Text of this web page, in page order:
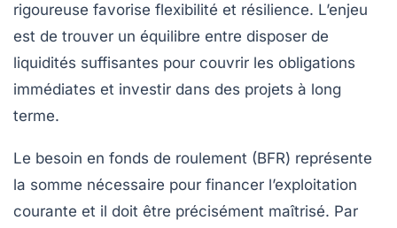
rigoureuse favorise flexibilité et résilience. L’enjeu
est de trouver un équilibre entre disposer de
liquidités suffisantes pour couvrir les obligations
immédiates et investir dans des projets à long
terme.
Le besoin en fonds de roulement (BFR) représente
la somme nécessaire pour financer l’exploitation
courante et il doit être précisément maîtrisé. Par